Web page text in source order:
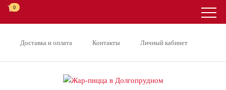
Доставка и оплата Контакты Личный кабинет
0